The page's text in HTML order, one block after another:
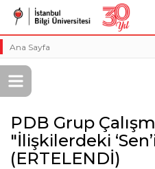
Ana Sayfa
PDB Grup
"İlişkilerdeki
(ERTELENDİ)